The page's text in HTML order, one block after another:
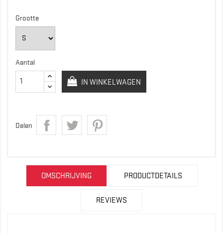
Grootte
Aantal
IN WINKELWAGEN
Delen
OMSCHRIJVING PRODUCTDETAILS
REVIEWS